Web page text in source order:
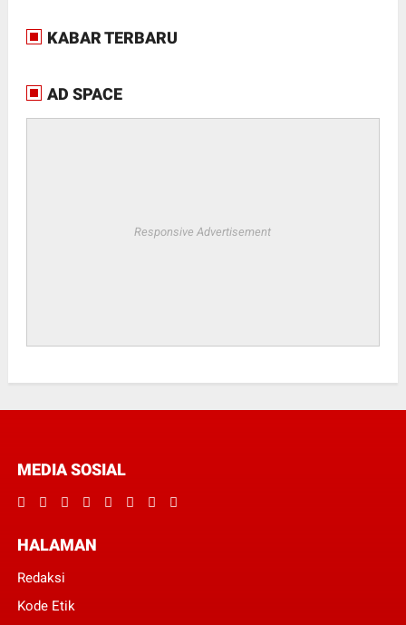
KABAR TERBARU
AD SPACE
Responsive Advertisement
MEDIA SOSIAL
HALAMAN
Redaksi
Kode Etik